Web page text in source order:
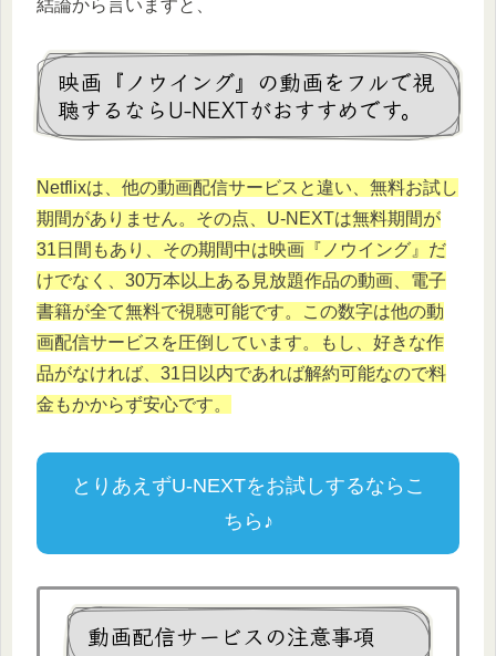
結論から言いますと、
映画『ノウイング』の動画をフルで視
聴するならU-NEXTがおすすめです。
Netflixは、他の動画配信サービスと違い、無料お試し
期間がありません。その点、U-NEXTは無料期間が
31日間もあり、その期間中は映画『ノウイング』だ
けでなく、30万本以上ある見放題作品の動画、電子
書籍が全て無料で視聴可能です。この数字は他の動
画配信サービスを圧倒しています。もし、好きな作
品がなければ、31日以内であれば解約可能なので料
金もかからず安心です。
とりあえずU-NEXTをお試しするならこ
ちら♪
動画配信サービスの注意事項